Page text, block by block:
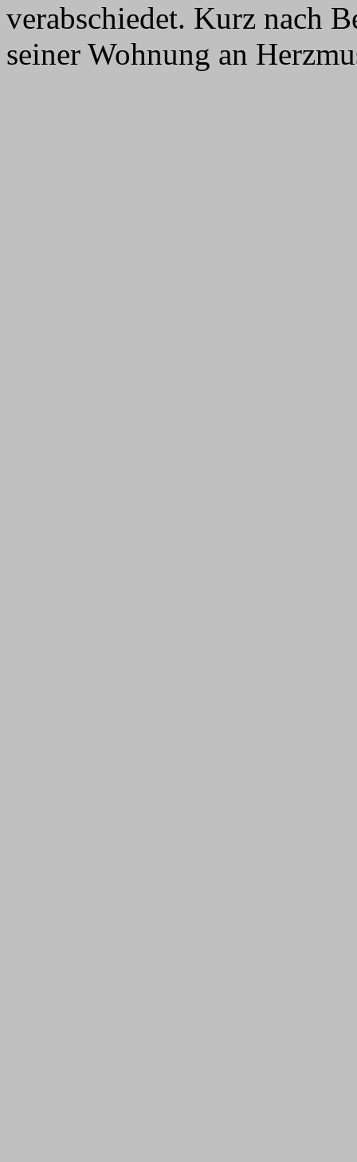
verabschiedet. Kurz nach
seiner Wohnung an